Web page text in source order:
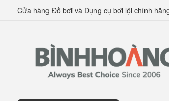
Cửa hàng Đồ bơi và Dụng cụ bơi lội chính